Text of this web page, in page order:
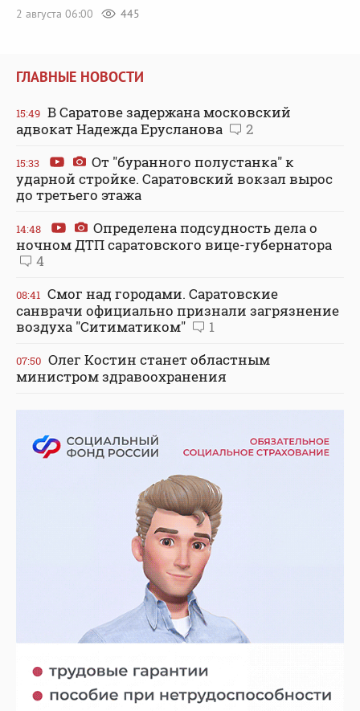
2 августа 06:00
445
ГЛАВНЫЕ НОВОСТИ
15:49 В Саратове задержана московский
адвокат Надежда Ерусланова
2
15:33
От "буранного полустанка" к
ударной стройке. Саратовский вокзал вырос
до третьего этажа
14:48
Определена подсудность дела о
ночном ДТП саратовского вице-губернатора
4
08:41 Смог над городами. Саратовские
санврачи официально признали загрязнение
воздуха "Ситиматиком"
1
07:50 Олег Костин станет областным
министром здравоохранения